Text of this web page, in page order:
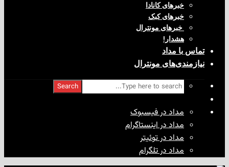
خبرهای کانادا
خبرهای کبک
‌ خبرهای مونترال
مداد
مونترال
Search
مداد در فیسبوک
مداد در اینستاگرام
مداد در توئیتر
مداد در تلگرام